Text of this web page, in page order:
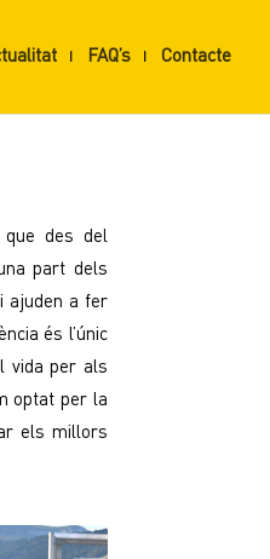
FAQ’s Contacte
que des del
part dels
ajuden a fer
és l’únic
vida per als
optat per la
els millors